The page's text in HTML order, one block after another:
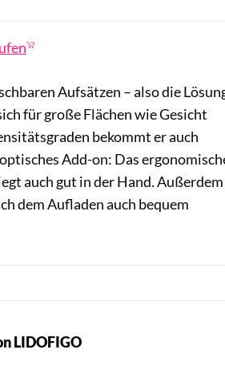
Aufsätzen – also die
für große Flächen wie Gesicht
bekommt er auch
Add-on: Das
auch gut in der Hand. Außerdem
dem Aufladen auch bequem
LIDOFIGO